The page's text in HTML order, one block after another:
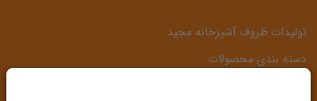
تولیدات ظروف آشپزخانه مجید
دسته بندی محصولات